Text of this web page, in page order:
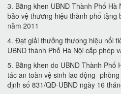
3. Bằng khen UBND Thành Phố
bảo vệ thương hiệu thành phố tặng
năm 2011
4. Đạt giải thưởng thương hiệu nổi
UBND thành Phố Hà Nội cấp phép
5. Bằng khen do UBND Thành Phố
tác an toàn vệ sinh lao động-
định số 831/QĐ-UBND ngày 16